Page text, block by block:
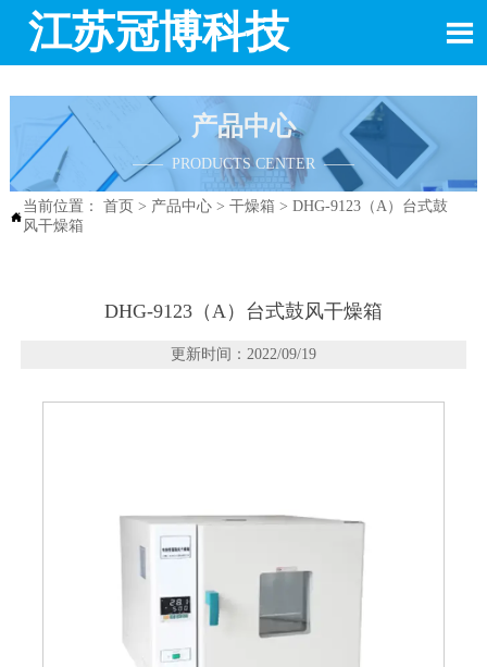
江苏冠博科技 
产品中心
—— PRODUCTS CENTER ——

当前位置： 首页 > 产品中心> 干燥箱 > DHG-9123（A）台式鼓
风干燥箱
DHG-9123（A）台式鼓风干燥箱
更新时间：2022/09/19